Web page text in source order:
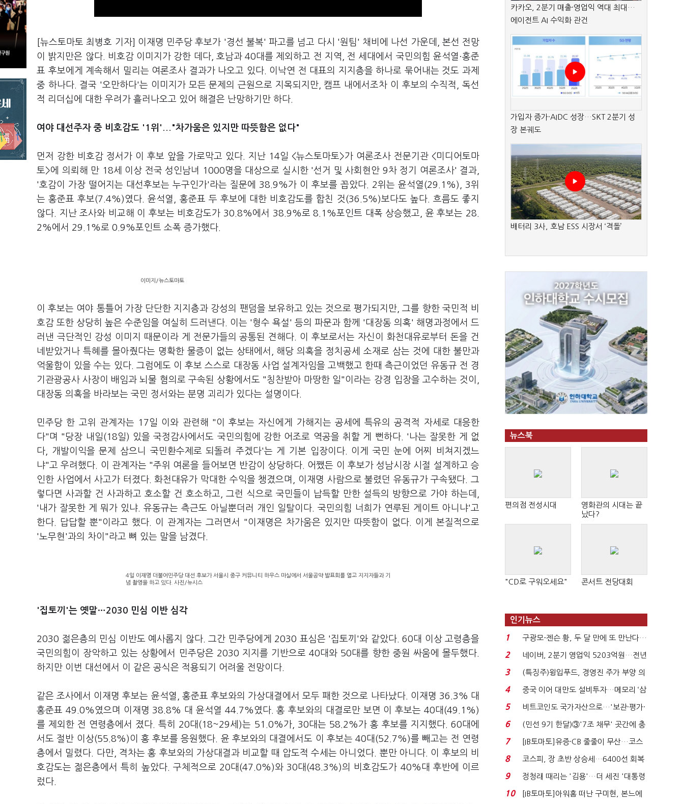
[뉴스토마토 최병호 기자] 이재명 민주당 후보가 '경선 불복' 파고를 넘고 다시 '원팀' 채비에 나선 가운데, 본선 전망
이 밝지만은 않다. 비호감 이미지가 강한 데다, 호남과 40대를 제외하고 전 지역, 전 세대에서 국민의힘 윤석열 ·홍준
표 후보에게 계속해서 밀리는 여론조사 결과가 나오고 있다. 이낙연 전 대표의 지지층을 하나로 묶어내는 것도 과제
중 하나다. 결국 '오만하다'는 이미지가 모든 문제의 근원으로 지목되지만, 캠프 내에서조차 이 후보의 수직적, 독선
적 리더십에 대한 우려가 흘러나오고 있어 해결은 난망하기만 하다.
여야 대선주자 중 비호감도 '1위' … "차가움은 있지만 따뜻함은 없다"
먼저 강한 비호감 정서가 이 후보 앞을 가로막고 있다. 지난 14일 <뉴스토마토>가 여론조사 전문기관 <미디어토마
토>에 의뢰해 만 18세 이상 전국 성인남녀 1000명을 대상으로 실시한 '선거 및 사회현안 9차 정기 여론조사' 결과,
'호감이 가장 떨어지는 대선후보는 누구인가'라는 질문에 38.9%가 이 후보를 꼽았다. 2위는 윤석열(29.1%), 3위
는 홍준표 후보(7.4%)였다. 윤석열, 홍준표 두 후보에 대한 비호감도를 합친 것(36.5%)보다도 높다. 흐름도 좋지
않다. 지난 조사와 비교해 이 후보는 비호감도가 30.8%에서 38.9%로 8.1%포인트 대폭 상승했고, 윤 후보는 28.
2%에서 29.1%로 0.9%포인트 소폭 증가했다.
이미지/뉴스토마토
이 후보는 여야 통틀어 가장 단단한 지지층과 강성의 팬덤을 보유하고 있는 것으로 평가되지만, 그를 향한 국민적 비
호감 또한 상당히 높은 수준임을 여실히 드러낸다. 이는 '형수 욕설' 등의 파문과 함께 '대장동 의혹' 해명과정에서 드
러낸 극단적인 강성 이미지 때문이라 게 전문가들의 공통된 견해다. 이 후보로서는 자신이 화천대유로부터 돈을 건
네받았거나 특혜를 몰아줬다는 명확한 물증이 없는 상태에서, 해당 의혹을 정치공세 소재로 삼는 것에 대한 불만과
억울함이 있을 수는 있다. 그럼에도 이 후보 스스로 대장동 사업 설계자임을 고백했고 한때 측근이었던 유동규 전 경
기관광공사 사장이 배임과 뇌물 혐의로 구속된 상황에서도 "칭찬받아 마땅한 일"이라는 강경 입장을 고수하는 것이,
대장동 의혹을 바라보는 국민 정서와는 분명 괴리가 있다는 설명이다.
민주당 한 고위 관계자는 17일 이와 관련해 "이 후보는 자신에게 가해지는 공세에 특유의 공격적 자세로 대응한
다"며 "당장 내일(18일) 있을 국정감사에서도 국민의힘에 강한 어조로 역공을 취할 게 뻔하다. '나는 잘못한 게 없
다, 개발이익을 문제 삼으니 국민환수제로 되돌려 주겠다'는 게 기본 입장이다. 이게 국민 눈에 어찌 비쳐지겠느
냐"고 우려했다. 이 관계자는 "주위 여론을 들어보면 반감이 상당하다. 어쨌든 이 후보가 성남시장 시절 설계하고 승
인한 사업에서 사고가 터졌다. 화천대유가 막대한 수익을 챙겼으며, 이재명 사람으로 불렸던 유동규가 구속됐다. 그
렇다면 사과할 건 사과하고 호소할 건 호소하고, 그런 식으로 국민들이 납득할 만한 설득의 방향으로 가야 하는데,
'내가 잘못한 게 뭐가 있냐. 유동규는 측근도 아닐뿐더러 개인 일탈이다. 국민의힘 너희가 연루된 게이트 아니냐'고
한다. 답답할 뿐"이라고 했다. 이 관계자는 그러면서 "이재명은 차가움은 있지만 따뜻함이 없다. 이게 본질적으로
'노무현'과의 차이"라고 뼈 있는 말을 남겼다.
4일 이재명 더불어민주당 대선 후보가 서울시 중구 커뮤니티 하우스 마실에서 서울공약 발표회를 열고 지지자들과 기
념 촬영을 하고 있다. 사진/뉴시스
'집토끼'는 옛말…2030 민심 이반 심각
2030 젊은층의 민심 이반도 예사롭지 않다. 그간 민주당에게 2030 표심은 '집토끼'와 같았다. 60대 이상 고령층을
국민의힘이 장악하고 있는 상황에서 민주당은 2030 지지를 기반으로 40대와 50대를 향한 중원 싸움에 몰두했다.
하지만 이번 대선에서 이 같은 공식은 적용되기 어려울 전망이다.
같은 조사에서 이재명 후보는 윤석열, 홍준표 후보와의 가상대결에서 모두 패한 것으로 나타났다. 이재명 36.3% 대
홍준표 49.0%였으며 이재명 38.8% 대 윤석열 44.7%였다. 홍 후보와의 대결로만 보면 이 후보는 40대(49.1%)
를 제외한 전 연령층에서 졌다. 특히 20대(18~29세)는 51.0%가, 30대는 58.2%가 홍 후보를 지지했다. 60대에
서도 절반 이상(55.8%)이 홍 후보를 응원했다. 윤 후보와의 대결에서도 이 후보는 40대(52.7%)를 빼고는 전 연령
층에서 밀렸다. 다만, 격차는 홍 후보와의 가상대결과 비교할 때 압도적 수세는 아니었다. 뿐만 아니다. 이 후보의 비
호감도는 젊은층에서 특히 높았다. 구체적으로 20대(47.0%)와 30대(48.3%)의 비호감도가 40%대 후반에 이르
렀다.
카카오, 2분기 매출·영업익 역대 최대…
에이전트 AI 수익화 관건
가입자 증가·AIDC 성장…SKT 2분기 성
장 본궤도
배터리 3사, 호남 ESS 시장서 ‘격돌’
뉴스북
편의점 전성시대
영화관의 시대는 끝
났다?
"CD로 구워오세요" 콘서트 전당대회
인기뉴스
1
구광모-젠슨 황, 두 달 만에 또 만난다…
로봇·AI 등 논...
2
네이버, 2분기 영업익 5203억원…전년
비 0.2% 감소...
3
(특징주)윙입푸드, 경영진 주가 부양 의
지에 상한가...
4
중국 이어 대만도 설비투자…메모리 ‘삼
국전쟁’
5
비트코인도 국가자산으로…'보관·평가·
처분' 기준은 ...
6
(민선 9기 한달)③'7조 채무' 곳간에 충
격…추미애, 20년...
7
[IB토마토]유증·CB 줄줄이 무산…코스
닥 벌점 급증에 ...
8
코스피, 장 초반 상승세…6400선 회복
시도
9
정청래 때리는 '김용'…더 세진 '대통령
최측근' 입...
10
[IB토마토]아워홈 떠난 구미현, 본느에